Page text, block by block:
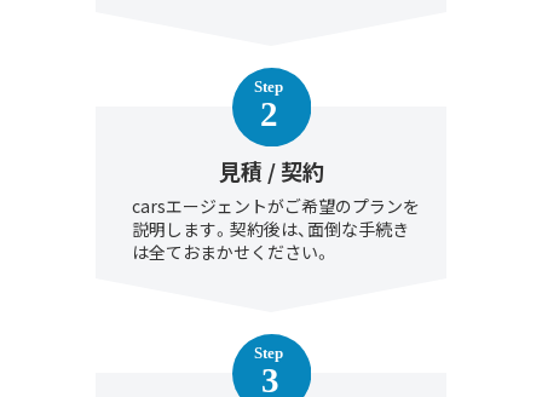
見積 / 契約
carsエージェントがご希望のプランを
説明します。契約後は、面倒な手続き
は全ておまかせください。